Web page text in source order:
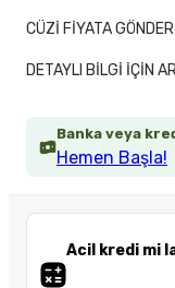
Banka veya
Hemen Başla!
Acil kredi mi
CÜZİ FİYATA
DETAYLI BİLGİ İÇİN